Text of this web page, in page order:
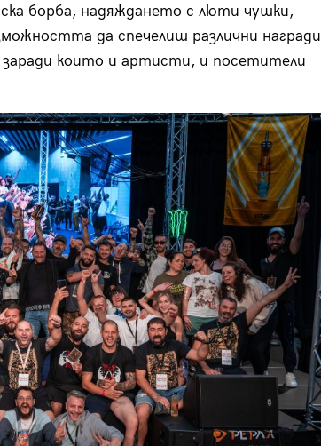
борба, надяждането с люти чушки,
да спечелиш различни награди
които и артисти, и посетители